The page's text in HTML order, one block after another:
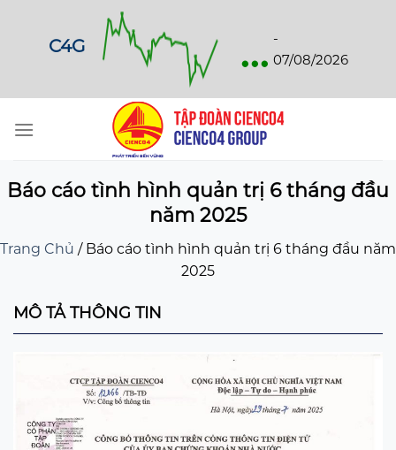
C4G ... -
07/08/2026
Báo cáo tình hình quản trị 6 tháng đầu
năm 2025
Trang Chủ / Báo cáo tình hình quản trị 6 tháng đầu năm
2025
MÔ TẢ THÔNG TIN